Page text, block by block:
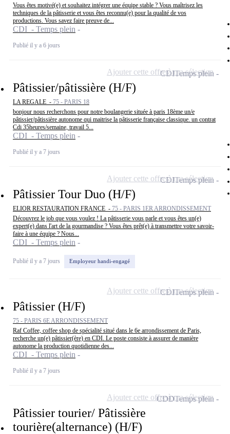
Vous êtes motivé(e) et souhaitez intégrer une équipe stable ? Vous maîtrisez les
techniques de la pâtisserie et vous êtes reconnu(e) pour la qualité de vos
productions. Vous savez faire preuve de...
CDI - Temps plein
Publié il y a 6 jours
Pâtissier/pâtissière (H/F)
LA REGALE - 75 - PARIS 18
bonjour nous recherchons pour notre boulangerie située à paris 18ème un/e
pâtissier/pâtissière autonome qui maitrise la pâtisserie française classique. un contrat
Cdi 35heures/semaine, travail 5...
CDI - Temps plein
Publié il y a 7 jours
CDITemps plein
Ajouter cette offre à ma sélection
Pâtissier Tour Duo (H/F)
ELIOR RESTAURATION FRANCE - 75 - PARIS 1ER ARRONDISSEMENT
Découvrez le job que vous voulez ! La pâtisserie vous parle et vous êtes un(e)
expert(e) dans l'art de la gourmandise ? Vous êtes prêt(e) à transmettre votre savoir-
faire à une équipe ? Nous...
CDI - Temps plein
Publié il y a 7 jours Employeur handi-engagé
CDITemps plein
Ajouter cette offre à ma sélection
Pâtissier (H/F)
75 - PARIS 6E ARRONDISSEMENT
Raf Coffee, coffee shop de spécialité situé dans le 6e arrondissement de Paris,
recherche un(e) pâtissier(ère) en CDI. Le poste consiste à assurer de manière
autonome la production quotidienne des...
CDI - Temps plein
Publié il y a 7 jours
CDITemps plein
Ajouter cette offre à ma sélection
Pâtissier tourier/ Pâtissière
tourière(alternance) (H/F)
CDDTemps plein
Ajouter cette offre à ma sélection